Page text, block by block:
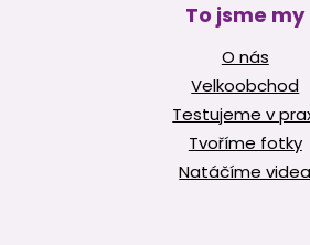
To jsme my
O nás
Velkoobchod
Testujeme v
Tvoříme fotky
Natáčíme videa